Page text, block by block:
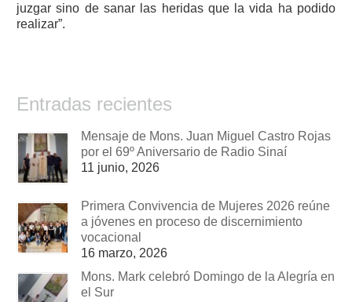
juzgar sino de sanar las heridas que la vida ha podido
realizar”.
Entradas recientes
Mensaje de Mons. Juan Miguel Castro Rojas
por el 69º Aniversario de Radio Sinaí
11 junio, 2026
Primera Convivencia de Mujeres 2026 reúne
a jóvenes en proceso de discernimiento
vocacional
16 marzo, 2026
Mons. Mark celebró Domingo de la Alegría en
el Sur